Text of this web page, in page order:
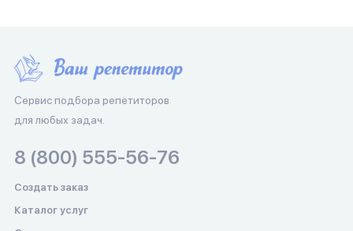
Сервис подбора репетиторов
для любых задач.
Создать заказ
Каталог услуг
8 (800) 555-56-76